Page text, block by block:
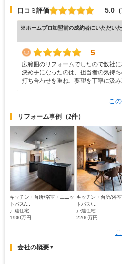
口コミ評価 5.0
※ホームプロ加盟前の成約者にいただい
5
広範囲のリフォームでしたので数社に
決め手になったのは、担当者の気持
打ち合わせを重ね、要望を丁寧に汲
こ
リフォーム事例 （2件）
キッチン・台所/浴室・ユニッ
トバス/...
戸建住宅
1900万円
キッチン・台所/浴
トバス/...
戸建住宅
2200万円
会社の概要▼